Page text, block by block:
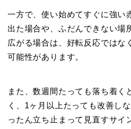
一方で、使い始めてすぐに強い
出た場合や、ふだんできない場
広がる場合は、好転反応ではな
可能性があります。
また、数週間たっても落ち着く
く、1ヶ月以上たっても改善し
ったん立ち止まって見直すサイ